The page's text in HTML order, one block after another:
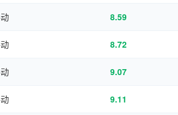
8.59
8.72
9.07
9.11